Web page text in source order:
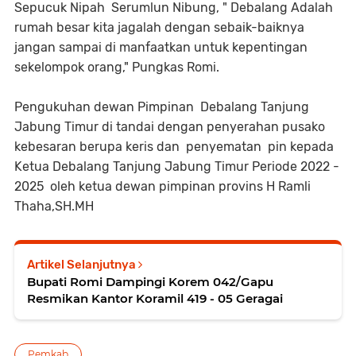
Sepucuk Nipah Serumlun Nibung, " Debalang Adalah
rumah besar kita jagalah dengan sebaik-baiknya
jangan sampai di manfaatkan untuk kepentingan
sekelompok orang," Pungkas Romi.
Pengukuhan dewan Pimpinan Debalang Tanjung
Jabung Timur di tandai dengan penyerahan pusako
kebesaran berupa keris dan penyematan pin kepada
Ketua Debalang Tanjung Jabung Timur Periode 2022 -
2025 oleh ketua dewan pimpinan provins H Ramli
Thaha,SH.MH
Artikel Selanjutnya
Bupati Romi Dampingi Korem 042/Gapu
Resmikan Kantor Koramil 419 - 05 Geragai